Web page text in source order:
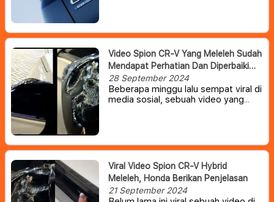
Video Spion CR-V Yang Meleleh Sudah
Mendapat Perhatian Dan Diperbaiki
Honda Indonesia
28 September 2024
Beberapa minggu lalu sempat viral di
media sosial, sebuah video yang
memperbaiki mobil konsumen.
Viral Video Spion CR-V Hybrid
Meleleh, Honda Berikan Penjelasan
21 September 2024